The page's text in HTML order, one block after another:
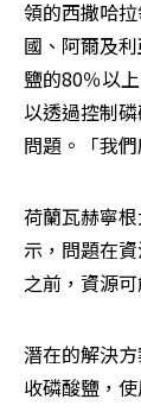
領的西撒哈
國、阿爾及
鹽的80％以
以透過控制
問題。「我們
荷蘭瓦赫寧
示，問題在
之前，資源可
潛在的解決
收磷酸鹽，